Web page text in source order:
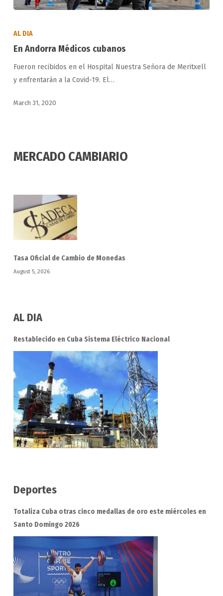
cubanos
AL DIA
En Andorra Médicos cubanos
Fueron recibidos en el Hospital Nuestra Señora de Meritxell
y enfrentarán a la Covid-19. El…
March 31, 2020
MERCADO CAMBIARIO
Tasa Oficial de Cambio de Monedas
August 5, 2026
AL DIA
Restablecido en Cuba Sistema Eléctrico Nacional
Deportes
Totaliza Cuba otras cinco medallas de oro este miércoles en
Santo Domingo 2026